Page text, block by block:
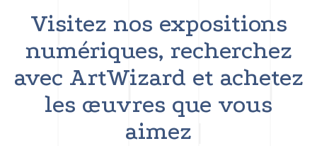
Visitez nos expositions
numériques, recherchez
avec ArtWizard et achetez
les œuvres que vous
aimez